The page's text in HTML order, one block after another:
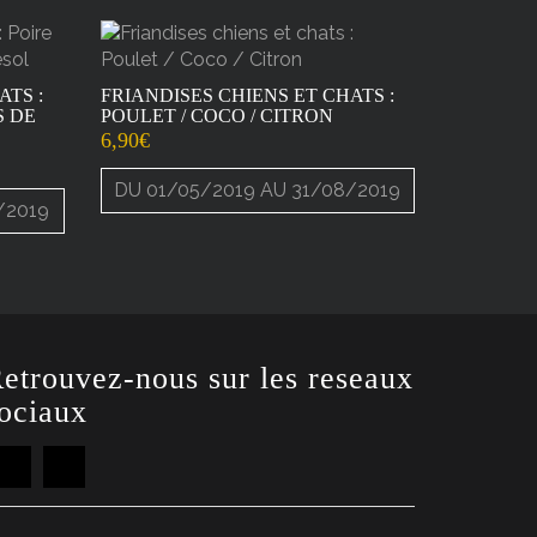
:
DE
FRIANDISES CHIENS ET CHATS :
POULET / COCO / CITRON
6,90€
DU 01/05/2019 AU 31/08/2019
nous sur les reseaux